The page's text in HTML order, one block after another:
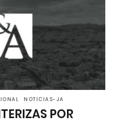
NOTICIAS-JA
POR